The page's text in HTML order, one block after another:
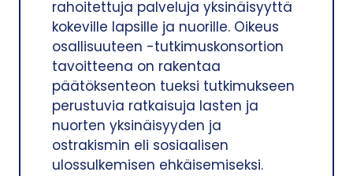
rahoitettuja palveluja yksinäisyyttä
kokeville lapsille ja nuorille. Oikeus
osallisuuteen -tutkimuskonsortion
tavoitteena on rakentaa
päätöksenteon tueksi tutkimukseen
perustuvia ratkaisuja lasten ja
nuorten yksinäisyyden ja
ostrakismin eli sosiaalisen
ulossulkemisen ehkäisemiseksi.